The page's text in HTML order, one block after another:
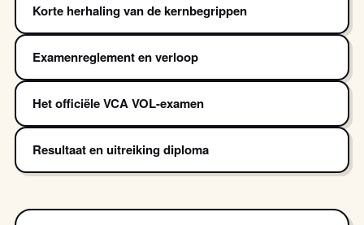
Korte herhaling van de kernbegrippen
Examenreglement en verloop
Het officiële VCA VOL-examen
Resultaat en uitreiking diploma